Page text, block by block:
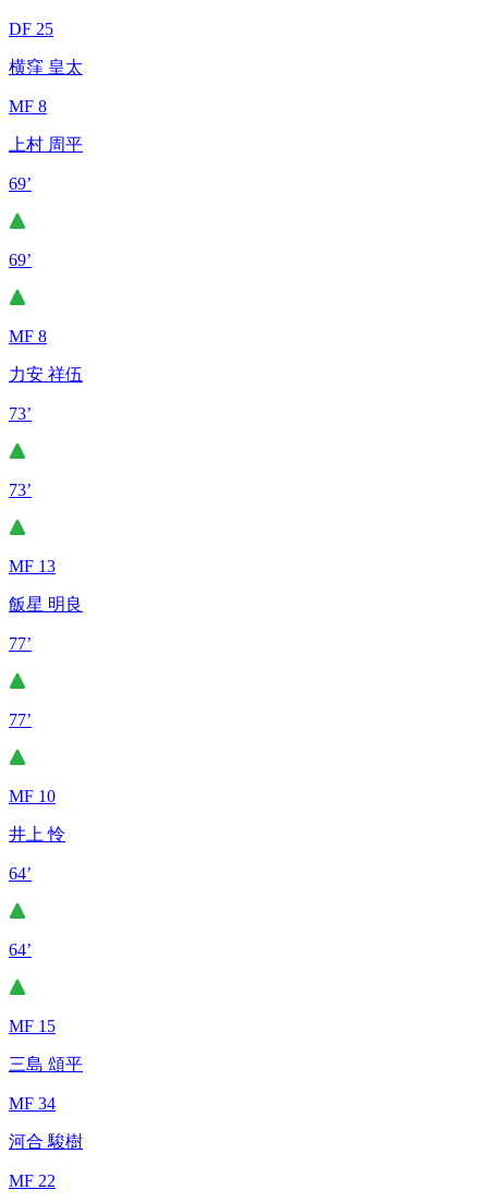
DF 25
横窪 皇太
MF 8
上村 周平
69’
69’
MF 8
力安 祥伍
73’
73’
MF 13
飯星 明良
77’
77’
MF 10
井上 怜
64’
64’
MF 15
三島 頌平
MF 34
河合 駿樹
MF 22